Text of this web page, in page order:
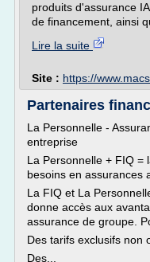
produits d'assurance
de financement, ainsi
Lire la suite
Site : https://
Partenaires
La Personnelle -
entreprise
La Personnelle + FIQ =
besoins en assurances
La FIQ et La
donne accès aux
assurance de groupe.
Des tarifs exclusifs non
Des...